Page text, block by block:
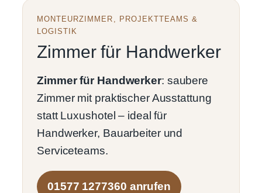
MONTEURZIMMER, PROJEKTTEAMS &
LOGISTIK
Zimmer für Handwerker
Zimmer für Handwerker: saubere
Zimmer mit praktischer Ausstattung
statt Luxushotel – ideal für
Handwerker, Bauarbeiter und
Serviceteams.
01577 1277360 anrufen